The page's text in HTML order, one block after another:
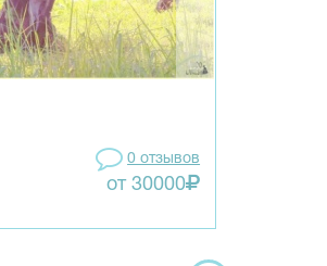
0 отзывов
от 30000